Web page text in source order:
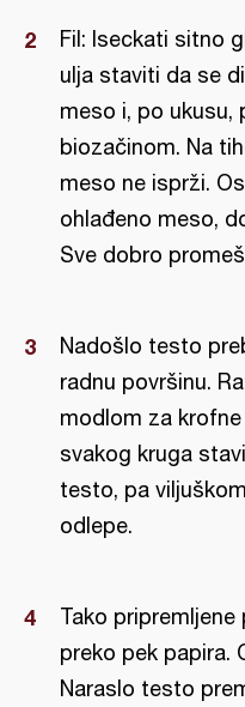
Fil: Iseckati sitno
ulja staviti da se
meso i, po ukusu,
biozačinom. Na
meso ne isprži.
ohlađeno meso,
Sve dobro
Nadošlo testo
radnu površinu.
modlom za
svakog kruga
testo, pa
odlepe.
Tako
preko pek papira.
Naraslo testo